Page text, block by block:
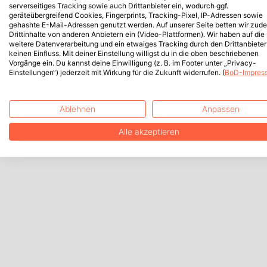
serverseitiges Tracking sowie auch Drittanbieter ein, wodurch ggf.
geräteübergreifend Cookies, Fingerprints, Tracking-Pixel, IP-Adressen sowie
gehashte E-Mail-Adressen genutzt werden. Auf unserer Seite betten wir
Drittinhalte von anderen Anbietern ein (Video-Plattformen). Wir haben auf die
weitere Datenverarbeitung und ein etwaiges Tracking durch den Drittanbieter
keinen Einfluss. Mit deiner Einstellung willigst du in die oben beschriebenen
Vorgänge ein. Du kannst deine Einwilligung (z. B. im Footer unter „Privacy-
Einstellungen“) jederzeit mit Wirkung für die Zukunft widerrufen. (BoD-
Ablehnen Anpassen
Alle akzeptieren